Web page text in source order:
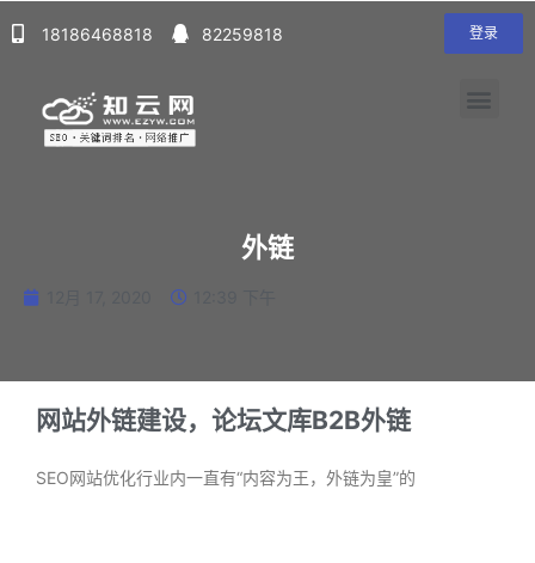
18186468818 82259818 登录
外链
网站外链建设，论坛文库B2B外链
SEO网站优化行业内一直有“内容为王，外链为皇”的